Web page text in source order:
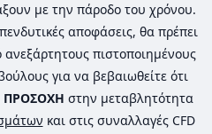
με την πάροδο του χρόνου.
αποφάσεις, θα πρέπει
πιστοποιημένους
για να βεβαιωθείτε ότι
ΠΡΟΣΟΧΗ στην μεταβλητότητα
και στις συναλλαγές CFD